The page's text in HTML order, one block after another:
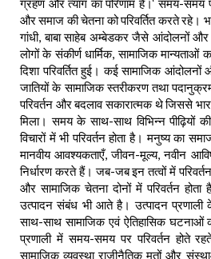
ग्रहण और त्याग का परिणाम है।‘ समय-समय
और समाज की चेतना को परिवर्तित करते रहे।
गांधी, बाबा साहेब अम्बेडकर जैसे आंदोलनों और
लोगों के संकीर्ण धार्मिक, सामाजिक
दिशा परिवर्तित हुई। कई सामाजिक आंदोलनों
जातियों के सामाजिक स्तरीकरण तथा
परिवर्तन और बदलाव सकारात्मक थे जिससे
मिला। समय के साथ-साथ विभिन्न
विचारों में भी परिवर्तन होता है। मनुष्य का
मानवीय आवश्यकताएँ, जीवन-मूल्य, नवीन
निर्धारण करते हैं। जब-जब इन तत्वों में
और सामाजिक चेतना दोनों में परिवर्तन
उत्पादन संबंध भी आते है। उत्पादन प्रणाली
साथ-साथ सामाजिक एवं ऐतिहासिक घटनाओं
प्रणाली में समय-समय पर परिवर्तन होते
सामाजिक व्यवस्था राजीनैतिक मतों और